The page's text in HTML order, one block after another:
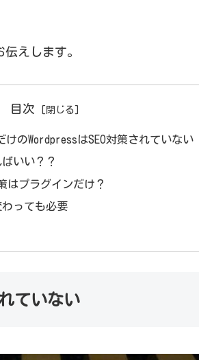
えします。
目次
のWordpressはSEO対策されていない
いい？？
はプラグインだけ？
わっても必要
ていない